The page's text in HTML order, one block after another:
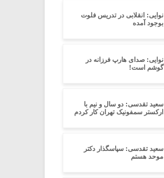
نوایی: انقلابی در تدریس فلوت
بوجود آمده
نوایی: صدای هارپ فرزانه در
گوشم است!
سعید تقدسی: دو سال و نیم با
ارکستر سمفونیک تهران کار کردم
سعید تقدسی: سپاسگذار دکتر
موحد هستم